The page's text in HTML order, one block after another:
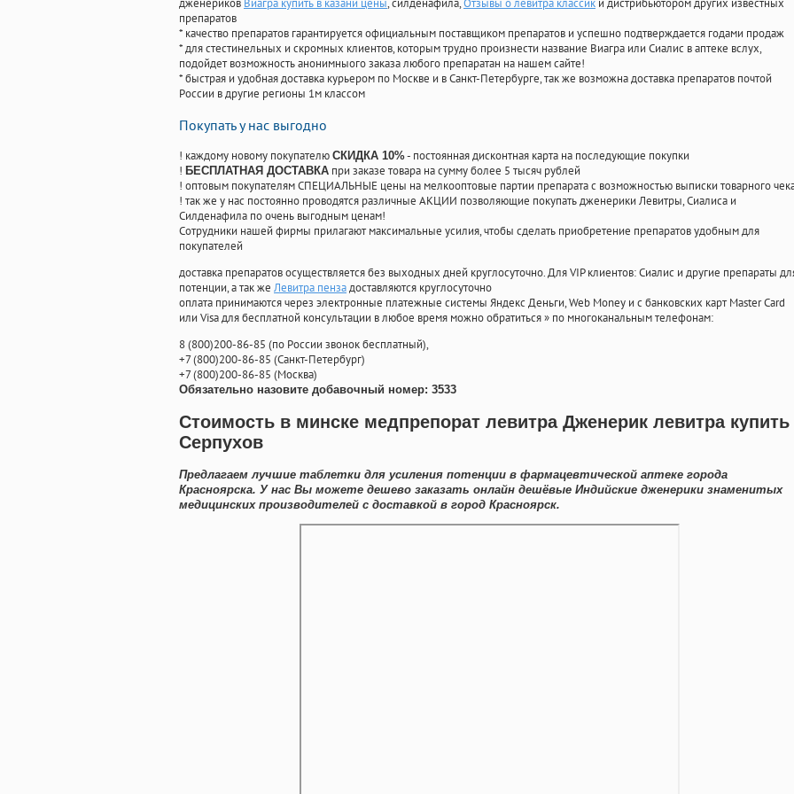
дженериков Виагра купить в казани цены, силденафила,Отзывы о левитра классик и дистрибьютором других известных
препаратов
* качество препаратов гарантируется официальным поставщиком препаратов и успешно подтверждается годами продаж
* для стестинельных и скромных клиентов, которым трудно произнести название Виагра или Сиалис в аптеке вслух,
подойдет возможность анонимныого заказа любого препаратан на нашем сайте!
* быстрая и удобная доставка курьером по Москве и в Санкт-Петербурге, так же возможна доставка препаратов почтой
России в другие регионы 1м классом
Покупать у нас выгодно
! каждому новому покупателю СКИДКА 10%- постоянная дисконтная карта на последующие покупки
! БЕСПЛАТНАЯ ДОСТАВКА при заказе товара на сумму более 5 тысяч рублей
! оптовым покупателям СПЕЦИАЛЬНЫЕ цены на мелкооптовые партии препарата с возможностью выписки товарного
! так же у нас постоянно проводятся различные АКЦИИ позволяющие покупать дженерики Левитры, Сиалиса и
Силденафила по очень выгодным ценам!
Cотрудники нашей фирмы прилагают максимальные усилия, чтобы сделать приобретение препаратов удобным для
покупателей
доставка препаратов осуществляется без выходных дней круглосуточно. Для VIP клиентов: Сиалис и другие препараты
потенции, а так же Левитра пензадоставляются круглосуточно
оплата принимаются через электронные платежные системы Яндекс Деньги, Web Money и с банковских карт Master Card
или Visa для бесплатной консультации в любое время можно обратиться» по многоканальным телефонам:
8(800)200-86-85 (по России звонок бесплатный),
+7(800)200-86-85 (Санкт-Петербург)
+7(800)200-86-85 (Москва)
Обязательно назовите добавочный номер: 3533
Стоимость в минске медпрепорат левитра Дженерик левитра купить
Серпухов
Предлагаем лучшие таблетки для усиления потенции в фармацевтической аптеке города
Красноярска. У нас Вы можете дешево заказать онлайн дешёвые Индийские дженерики знаменитых
медицинских производителей с доставкой в город Красноярск.